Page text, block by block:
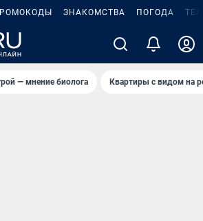
ЗНАКОМСТВА ПОГОДА
— мнение биолога Квартиры с видом на